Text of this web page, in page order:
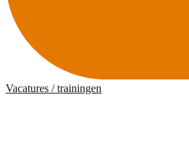
Vacatures / trainingen